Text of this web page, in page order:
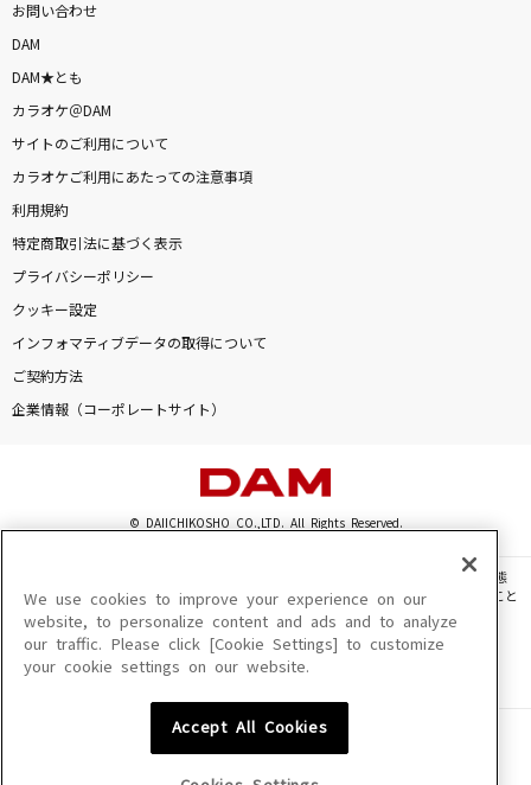
恋を知らない君へ
NEWS
旋律と結晶(ビデオクリップバージョン)
TENBLANK
未来へ
Kiroro
[生音]#情とは
This is LAST
RUNNING TO HORIZON
DAMの新曲・ランキングなど
カラオケ最新情報をチェック！
DAMに会員登録・ログインして
お問い合わせ
DAM
DAM★とも
カラオケ＠DAM
サイトのご利用について
カラオケご利用にあたっての注意事項
利用規約
特定商取引法に基づく表示
プライバシーポリシー
クッキー設定
インフォマティブデータの取得について
ご契約方法
企業情報（コーポレートサイト）
© DAIICHIKOSHO CO.,LTD. All Rights Reserved.
このサイトに掲載されている一切の文章・画像・写真・動画・音声等を、手段や形態
を問わず、著作権法の定める範囲を超えて無断で複製、転載、ファイル化などすること
を禁じます。
楽曲及びコンテンツは、機種によりご利用いただけない場合があります。
楽曲及びコンテンツの配信日、配信内容が変更になる場合があります。
We use cookies to improve your experience on our
website, to personalize content and ads and to analyze
our traffic. Please click [Cookie Settings] to customize
your cookie settings on our website.
Accept All Cookies